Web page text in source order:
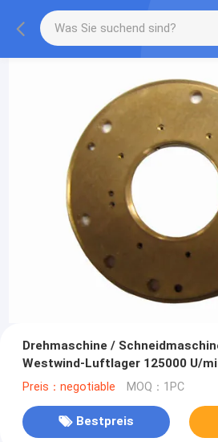
Drehmaschine /
Westwind-Luftlager 125000 U/
Preis：negotiable MOQ：1PC
Bestpreis